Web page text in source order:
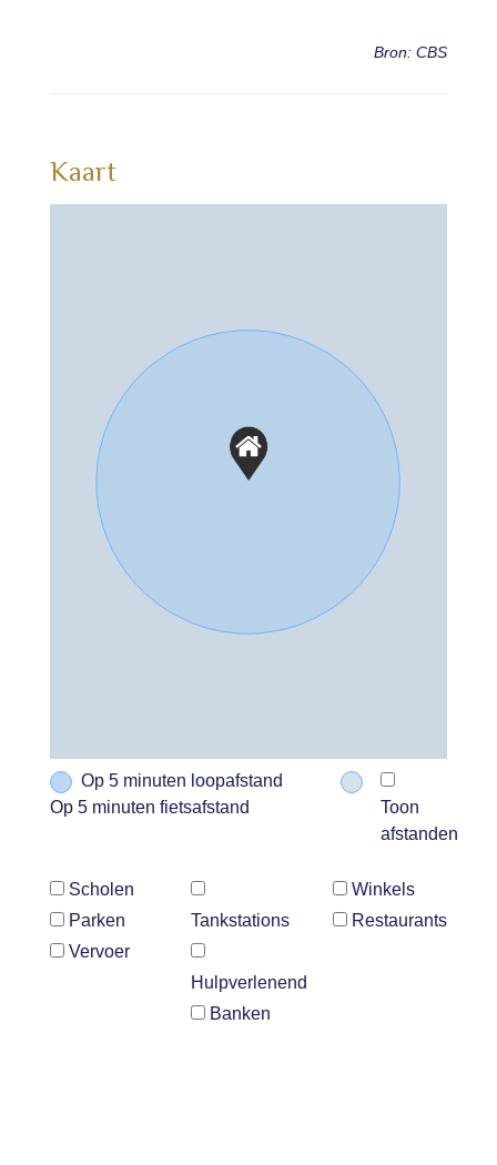
Bron: CBS
Kaart
Op 5 minuten loopafstand
Op 5 minuten fietsafstand
Toon
afstanden
Scholen
Parken
Vervoer
Tankstations
Hulpverlenend
Banken
Winkels
Restaurants